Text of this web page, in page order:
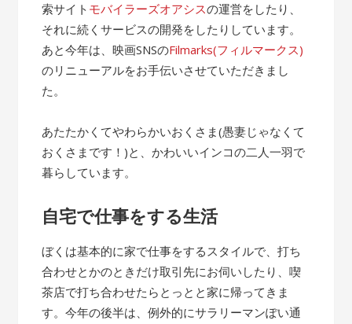
索サイト モバイラーズオアシスの運営をしたり、
それに続くサービスの開発をしたりしています。
あと今年は、映画SNSのFilmarks(フィルマークス)
のリニューアルをお手伝いさせていただきまし
た。
あたたかくてやわらかいおくさま(愚妻じゃなくて
おくさまです！)と、かわいいインコの二人一羽で
暮らしています。
自宅で仕事をする生活
ぼくは基本的に家で仕事をするスタイルで、打ち
合わせとかのときだけ取引先にお伺いしたり、喫
茶店で打ち合わせたらとっとと家に帰ってきま
す。今年の後半は、例外的にサラリーマンぽい通